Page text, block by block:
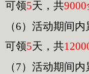
可领5天，共9000
（6）活动期间
可领5天，共120
（7）活动期间